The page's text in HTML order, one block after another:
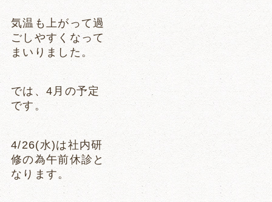
気温も上がって過
ごしやすくなって
まいりました。
では、4月の予定
です。
4/26(水)は社内研
修の為午前休診と
なります。